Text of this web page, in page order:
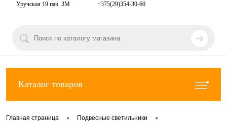
Уручская 19 пав. 3М +375(29)354-30-60
Каталог товаров
Главная страница • Подвесные светильники •